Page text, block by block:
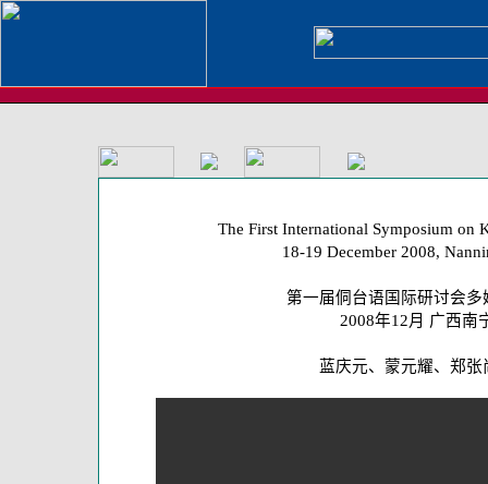
The First International Symposium on
18-19 December 2008,
第一届侗台语国际研讨会多
2008年12月 广西南
蓝庆元、蒙元耀、郑张